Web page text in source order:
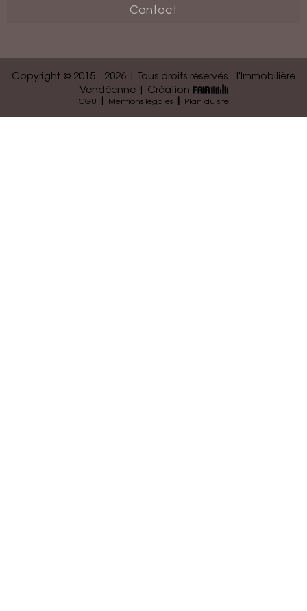
Contact
Copyright © 2015 - 2026 | Tous droits réservés - l'Immobilière
Vendéenne | Création
CGU | Mentions légales | Plan du site